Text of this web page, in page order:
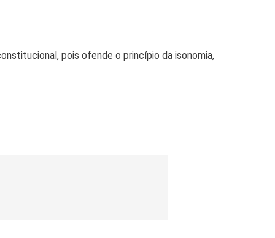
pois ofende o princípio da isonomia,
DE BANDA LARGA